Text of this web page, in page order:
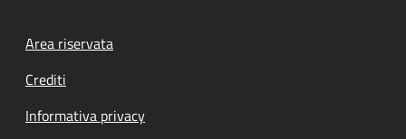
Footer menu
Area riservata
Crediti
Informativa privacy